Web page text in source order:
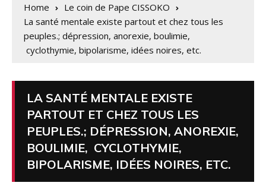
Home
Le coin de Pape CISSOKO
La santé mentale existe partout et chez tous les
peuples.; dépression, anorexie, boulimie,
cyclothymie, bipolarisme, idées noires, etc.
LA SANTÉ MENTALE EXISTE
PARTOUT ET CHEZ TOUS LES
PEUPLES.; DÉPRESSION, ANOREXIE,
BOULIMIE, CYCLOTHYMIE,
BIPOLARISME, IDÉES NOIRES, ETC.